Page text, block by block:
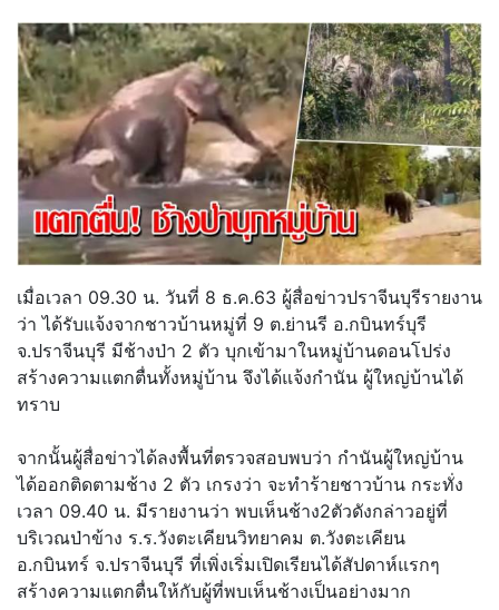
เมื่อเวลา 09.30 น. วันที่ 8 ธ.ค.63 ผู้สื่อข่าวปราจีนบุรีรายงาน
ว่า ได้รับแจ้งจากชาวบ้านหมู่ที่ 9 ต.ย่านรี อ.กบินทร์บุรี
จ.ปราจีนบุรี มีช้างป่า 2 ตัว บุกเข้ามาในหมู่บ้านดอนโปร่ง
สร้างความแตกตื่นทั้งหมู่บ้าน จึงได้แจ้งกำนัน ผู้ใหญ่บ้านได้
ทราบ
จากนั้นผู้สื่อข่าวได้ลงพื้นที่ตรวจสอบพบว่า กำนันผู้ใหญ่บ้าน
ได้ออกติดตามช้าง 2 ตัว เกรงว่า จะทำร้ายชาวบ้าน กระทั่ง
เวลา 09.40 น. มีรายงานว่า พบเห็นช้าง2ตัวดังกล่าวอยู่ที่
บริเวณป่าข้าง ร.ร.วังตะเคียนวิทยาคม ต.วังตะเคียน
อ.กบินทร์ จ.ปราจีนบุรี ที่เพิ่งเริ่มเปิดเรียนได้สัปดาห์แรกๆ
สร้างความแตกตื่นให้กับผู้ที่พบเห็นช้างเป็นอย่างมาก